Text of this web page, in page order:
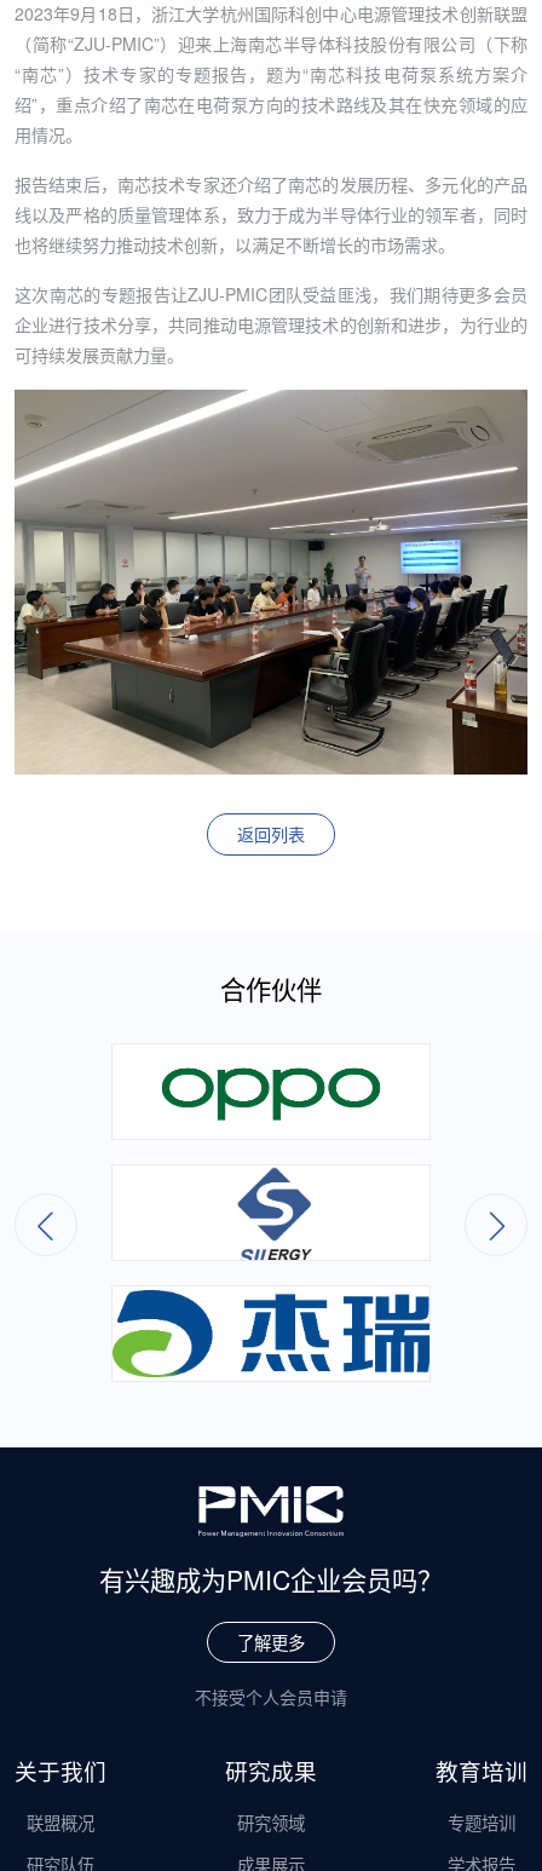
2023年9月18日，浙江大学杭州国际科创中心电源管理技术创新联盟
（简称“ZJU-PMIC”）迎来上海南芯半导体科技股份有限公司（下称
“南芯”）技术专家的专题报告，题为“南芯科技电荷泵系统方案介
绍”，重点介绍了南芯在电荷泵方向的技术路线及其在快充领域的应
用情况。
报告结束后，南芯技术专家还介绍了南芯的发展历程、多元化的产品
线以及严格的质量管理体系，致力于成为半导体行业的领军者，同时
也将继续努力推动技术创新，以满足不断增长的市场需求。
这次南芯的专题报告让ZJU-PMIC团队受益匪浅，我们期待更多会员
企业进行技术分享，共同推动电源管理技术的创新和进步，为行业的
可持续发展贡献力量。
返回列表
合作伙伴
有兴趣成为PMIC企业会员吗？
了解更多
不接受个人会员申请
关于我们
联盟概况
研究队伍
研究成果
研究领域
成果展示
教育培训
专题培训
学术报告